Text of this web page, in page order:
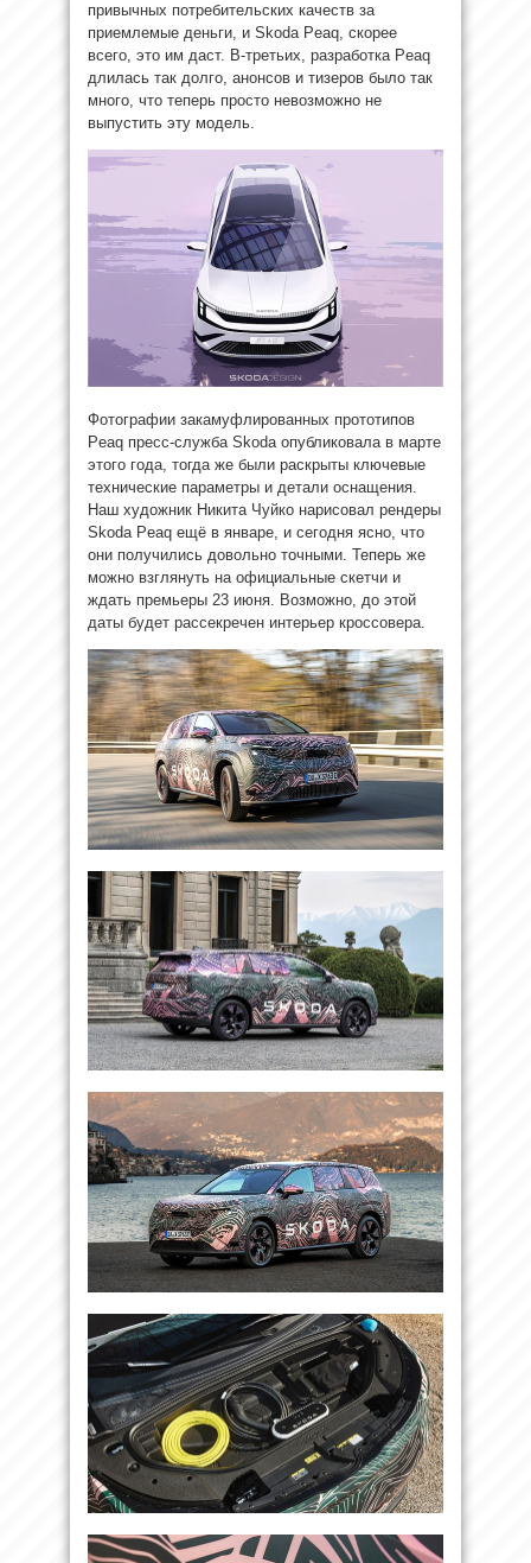
привычных потребительских качеств за
приемлемые деньги, и Skoda Peaq, скорее
всего, это им даст. В-третьих, разработка Peaq
длилась так долго, анонсов и тизеров было так
много, что теперь просто невозможно не
выпустить эту модель.
Фотографии закамуфлированных прототипов
Peaq пресс-служба Skoda опубликовала в марте
этого года, тогда же были раскрыты ключевые
технические параметры и детали оснащения.
Наш художник Никита Чуйко нарисовал рендеры
Skoda Peaq ещё в январе, и сегодня ясно, что
они получились довольно точными. Теперь же
можно взглянуть на официальные скетчи и
ждать премьеры 23 июня. Возможно, до этой
даты будет рассекречен интерьер кроссовера.